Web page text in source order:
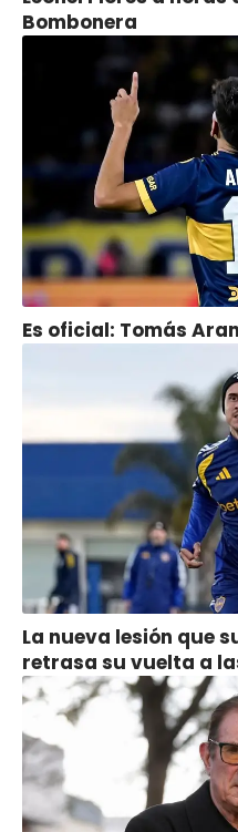
Bombonera
Es oficial: Tomás
La nueva lesión que
retrasa su vuelta a